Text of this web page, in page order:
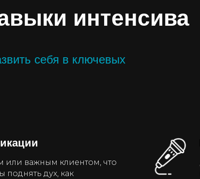
интенсива
себя в ключевых
или важным клиентом, что
поднять дух, как